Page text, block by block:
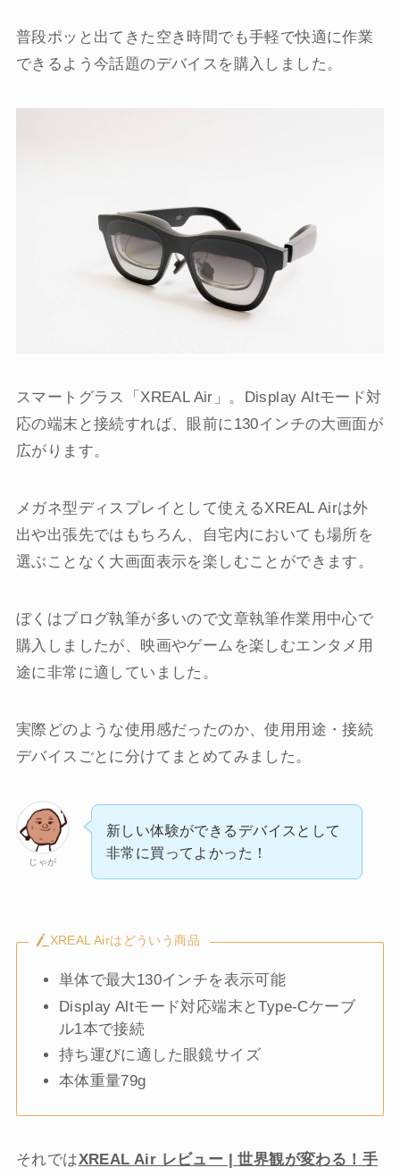
普段ポッと出てきた空き時間でも手軽で快適に作業
できるよう今話題のデバイスを購入しました。
スマートグラス「XREAL Air」。Display Altモード対
応の端末と接続すれば、眼前に130インチの大画面が
広がります。
メガネ型ディスプレイとして使えるXREAL Airは外
出や出張先ではもちろん、自宅内においても場所を
選ぶことなく大画面表示を楽しむことができます。
ぼくはブログ執筆が多いので文章執筆作業用中心で
購入しましたが、映画やゲームを楽しむエンタメ用
途に非常に適していました。
実際どのような使用感だったのか、使用用途・接続
デバイスごとに分けてまとめてみました。
じゃが
新しい体験ができるデバイスとして
非常に買ってよかった！
XREAL Airはどういう商品
単体で最大130インチを表示可能
Display Altモード対応端末とType-Cケーブ
ル1本で接続
持ち運びに適した眼鏡サイズ
本体重量79g
それではXREAL Air レビュー | 世界観が変わる！手